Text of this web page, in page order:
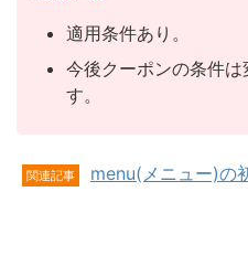
適用条件あり。
今後クーポンの条件
す。
関連記事 menu(メニュー)の